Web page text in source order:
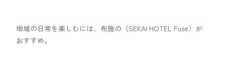
地域の日常を楽しむには、布施の〈SEKAI HOTEL Fuse〉が
おすすめ。